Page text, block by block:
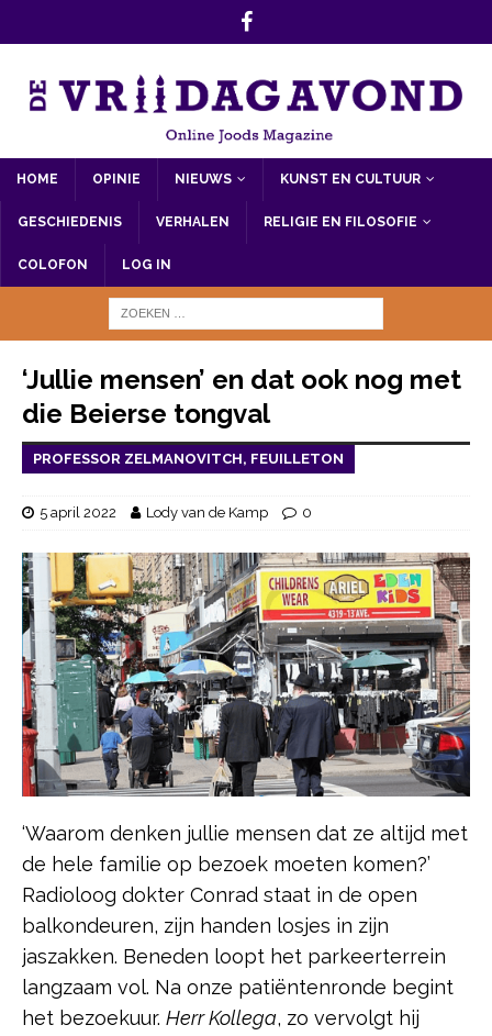
HOME OPINIE NIEUWS KUNST EN CULTUUR
GESCHIEDENIS VERHALEN RELIGIE EN FILOSOFIE
COLOFON LOG IN
‘Jullie mensen’ en dat ook nog met
die Beierse tongval
PROFESSOR ZELMANOVITCH, FEUILLETON
5 april 2022 Lody van de Kamp 0
‘Waarom denken jullie mensen dat ze altijd met
de hele familie op bezoek moeten komen?’
Radioloog dokter Conrad staat in de open
balkondeuren, zijn handen losjes in zijn
jaszakken. Beneden loopt het parkeerterrein
langzaam vol. Na onze patiëntenronde begint
het bezoekuur. Herr Kollega, zo vervolgt hij